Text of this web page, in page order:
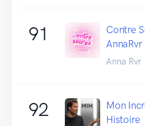
91
Contre
AnnaRvr
Anna Rvr
92
Mon
Histoire